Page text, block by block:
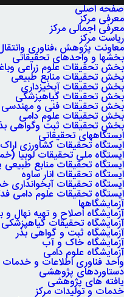
صفحه اصلی
معرفی مرکز
معرفی اجمالی مرکز
ریاست مرکز
معاونت پژوهش ،فناوری
بخشها و واحدهای تحقیقاتی
بخش تحقیقات علوم زراعی
بخش تحقیقات منابع طبیعی
بخش تحقیقات آبخیزداری
بخش تحقیقات گیاهپزشکی
بخش تحقیقات فنی و مهندسی
بخش تحقیقات علوم دامی
بخش تحقیقات ثبت وگواهی
ایستگاههای تحقیقاتی
ایستگاه تحقیقات کشاورزی اراک
ایستگاه ملی تحقیقات لوبیا
ایستگاه تحقیقات منابع
ایستگاه تحقیقات انار ساوه
ایستگاه تحقیقات آبخوانداری
ایستگاه تحقیقات علوم دامی
آزمایشگاهها
آزمایشگاه اصلاح و تهیه نهال و
آزمایشگاه تحقیقات گیاهپزشکی
آزمایشگاه ثبت و گواهی بذر
آزمایشگاه خاک و آب
آزمایشگاه علوم دامی
واحد فناوری اطلاعات و
دستاوردهای پژوهشی
یافته های پژوهشی
خدمات و تولیدات مرکز